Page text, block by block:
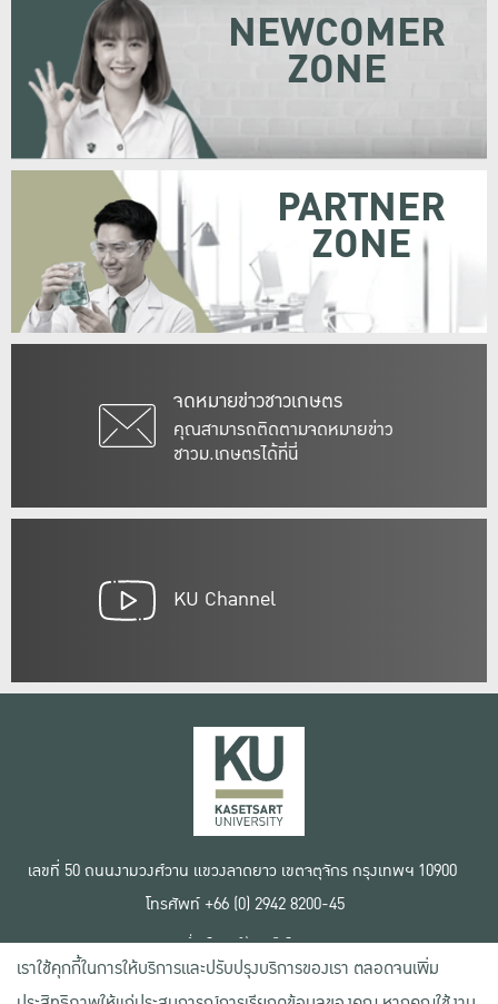
จดหมายข่าวชาวเกษตร
คุณสามารถติดตามจดหมายข่าว
ชาวม.เกษตรได้ที่นี่
NEWCOMER
ZONE
PARTNER
ZONE
KU Channel
เลขที่ 50 ถนนงามวงศ์วาน แขวงลาดยาว เขตจตุจักร กรุงเทพฯ 10900
โทรศัพท์ +66 (0) 2942 8200-45
เงื่อนไขการใช้งานเว็บไซต์
ข้อตกลงด้านสิทธิ์ใช้งาน
นโยบายความเป็นส่วนตัว
เราใช้คุกกี้ในการให้บริการและปรับปรุงบริการของเรา ตลอดจนเพิ่ม